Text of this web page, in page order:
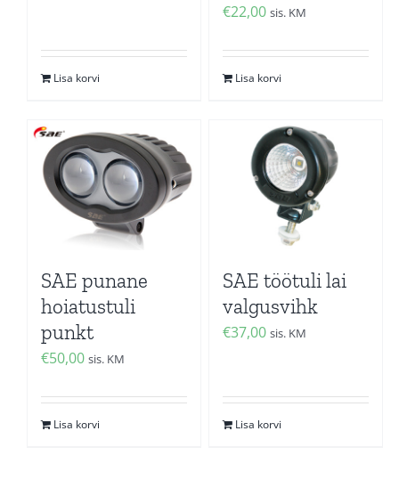
Lisa korvi
€22,00 sis. KM
Lisa korvi
SAE punane
hoiatustuli
punkt
€50,00 sis. KM
Lisa korvi
SAE töötuli lai
valgusvihk
€37,00 sis. KM
Lisa korvi